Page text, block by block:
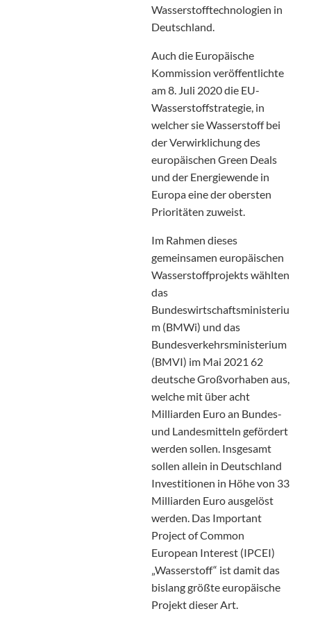
Wasserstofftechnologien in
Deutschland.
Auch die Europäische
Kommission veröffentlichte
am 8. Juli 2020 die EU-
Wasserstoffstrategie, in
welcher sie Wasserstoff bei
der Verwirklichung des
europäischen Green Deals
und der Energiewende in
Europa eine der obersten
Prioritäten zuweist.
Im Rahmen dieses
gemeinsamen europäischen
Wasserstoffprojekts wählten
das
Bundeswirtschaftsministeriu
m (BMWi) und das
Bundesverkehrsministerium
(BMVI) im Mai 2021 62
deutsche Großvorhaben aus,
welche mit über acht
Milliarden Euro an Bundes-
und Landesmitteln gefördert
werden sollen. Insgesamt
sollen allein in Deutschland
Investitionen in Höhe von 33
Milliarden Euro ausgelöst
werden. Das Important
Project of Common
European Interest (IPCEI)
„Wasserstoff“ ist damit das
bislang größte europäische
Projekt dieser Art.